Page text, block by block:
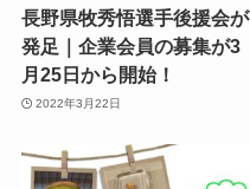
長野県牧秀悟選手後援会が
発足｜企業会員の募集が3
月25日から開始！
2022年3月22日